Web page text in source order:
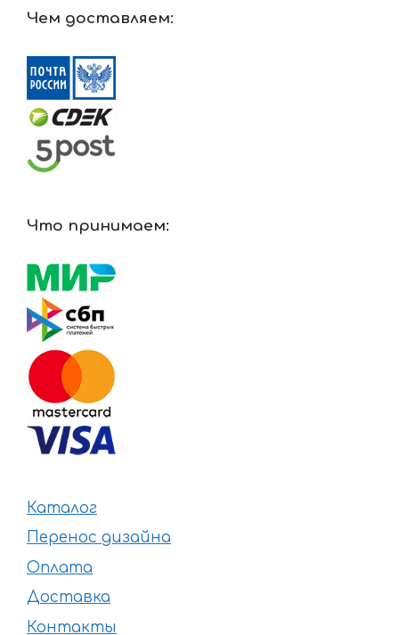
Чем доставляем:
Что принимаем:
Каталог
Перенос дизайна
Оплата
Доставка
Контакты